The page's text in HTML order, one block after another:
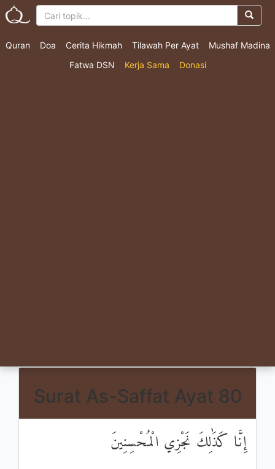
Quran Doa Cerita Hikmah Tilawah Per Ayat
Mushaf Madina
Fatwa DSN
Kerja Sama Donasi
Surat As-Saffat Ayat 80
إِنَّا كَذَٰلِكَ نَجْزِي الْمُحْسِنِينَ